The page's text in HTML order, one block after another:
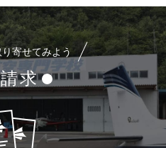
寄せてみよう
求